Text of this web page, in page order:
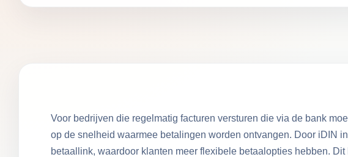
Voor bedrijven die regelmatig facturen versturen die via de bank
op de snelheid waarmee betalingen worden ontvangen. Door iDIN
betaallink, waardoor klanten meer flexibele betaalopties hebben.